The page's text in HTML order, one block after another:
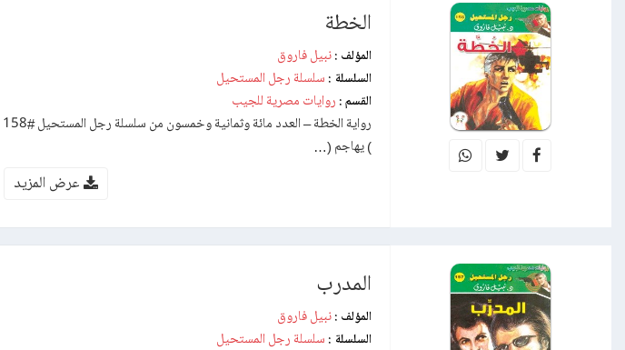
الخطة
المؤلف :نبيل فاروق
السلسلة : سلسلة رجل المستحيل
القسم : روايات مصرية للجيب
) يهاجم (…
عرض المزيد
المدرب
المؤلف :نبيل فاروق
السلسلة : سلسلة رجل المستحيل